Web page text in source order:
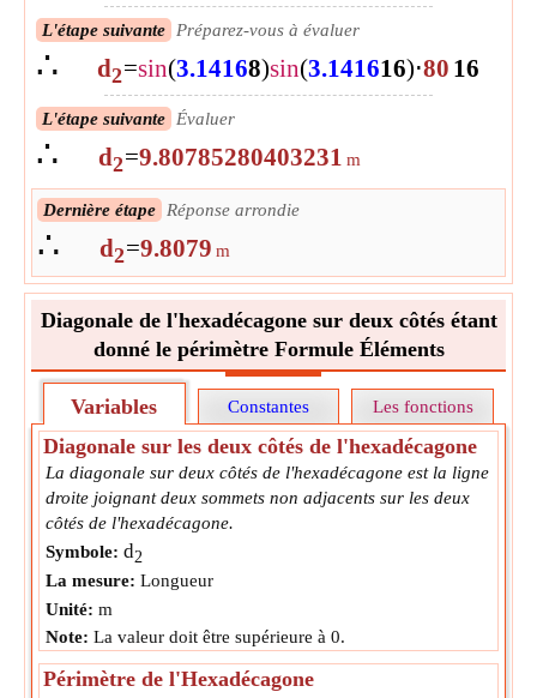
L'étape suivante Préparez-vous à évaluer
∴ d2=sin(3.14168)sin(3.141616)⋅80 16
L'étape suivante Évaluer
∴ d2=9.80785280403231 m
Dernière étape Réponse arrondie
∴ d2=9.8079 m
Diagonale de l'hexadécagone sur deux côtés étant
donné le périmètre Formule Éléments
Variables Constantes Les fonctions
Diagonale sur les deux côtés de l'hexadécagone
La diagonale sur deux côtés de l'hexadécagone est la ligne
droite joignant deux sommets non adjacents sur les deux
côtés de l'hexadécagone.
Symbole: d2
La mesure: Longueur
Unité: m
Note: La valeur doit être supérieure à 0.
Périmètre de l'Hexadécagone